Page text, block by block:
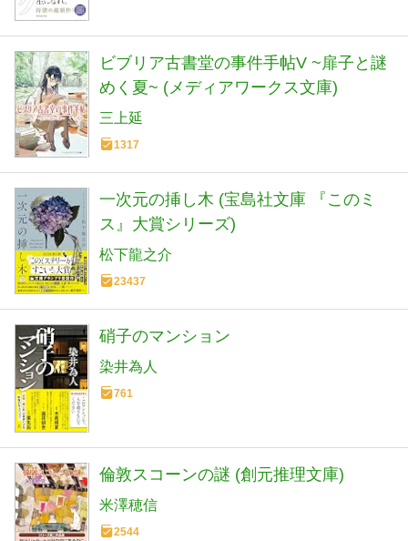
ビブリア古書堂の事件手帖V ~扉子と謎
めく夏~ (メディアワークス文庫)
三上延
1317
一次元の挿し木 (宝島社文庫 『このミ
ス』大賞シリーズ)
松下龍之介
23437
硝子のマンション
染井為人
761
倫敦スコーンの謎 (創元推理文庫)
米澤穂信
2544